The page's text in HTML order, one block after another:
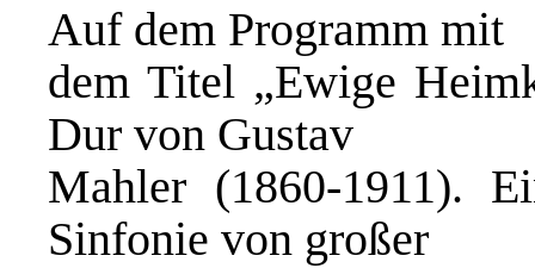
Auf dem Programm mit
dem Titel „Ewige
Dur von Gustav
Mahler (1860-1911).
Sinfonie von großer